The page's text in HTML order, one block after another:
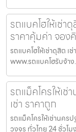
รถแบคโฮให้เช่
ราคาคุ้มค่า จอง
รถแบคโฮให้เช่าดุสิต
www.รถแบคโฮรับจ้า
รถแม็คโครให้เช่
เช่า ราคาถูก
รถแม็คโครให้เช่านคร
วงจร ทั่วไทย 24 ชั่วโ